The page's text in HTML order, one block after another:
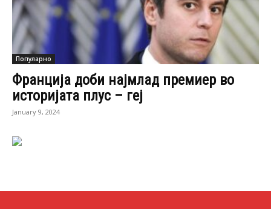
Популарно
Франција доби најмлад премиер во
историјата плус – геј
January 9, 2024